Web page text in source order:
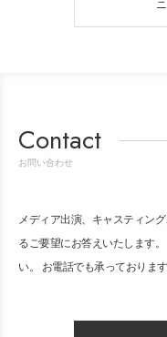
Contact
お問い合わせ
メディア出演、キャスティン
るご要望にお答えいたします
い。 お電話でも承っております